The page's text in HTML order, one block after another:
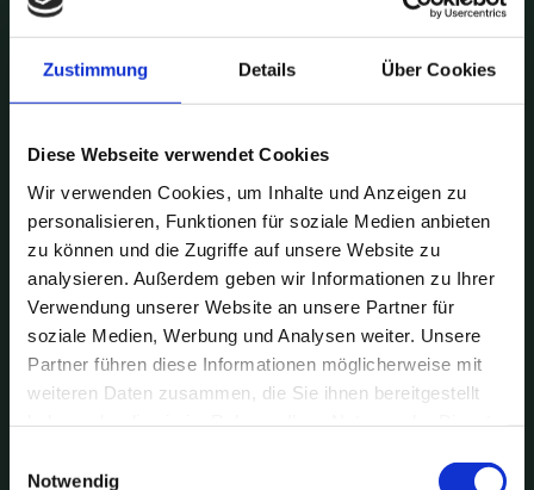
Zustimmung Details Über Cookies
Diese Webseite verwendet Cookies
Wir verwenden Cookies, um Inhalte und Anzeigen zu
personalisieren, Funktionen für soziale Medien anbieten
zu können und die Zugriffe auf unsere Website zu
analysieren. Außerdem geben wir Informationen zu Ihrer
Verwendung unserer Website an unsere Partner für
soziale Medien, Werbung und Analysen weiter. Unsere
Partner führen diese Informationen möglicherweise mit
weiteren Daten zusammen, die Sie ihnen bereitgestellt
Notwendig
Umsatzsteuer-ID
Umsatzsteuer-Identifikationsnummer gemäß § 27 a
EU-Streitschlichtung
Die Europäische Kommission stellt eine Plattform zur
Online-Streitbeilegung (OS) bereit:
https://ec.europa.eu/consumers/odr/.
Unsere E-Mail-Adresse finden Sie oben im
Impressum.
Verbraucherstreitbeilegung/Un
iversalschlichtungsstelle